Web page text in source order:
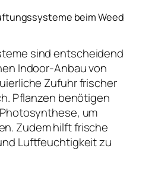
beim Weed
sind entscheidend
Indoor-Anbau von
Zufuhr frischer
Pflanzen benötigen
um
Zudem hilft frische
Luftfeuchtigkeit zu